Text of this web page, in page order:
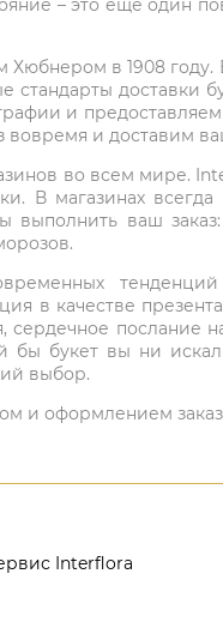
– это еще один
в 1908
доставки
и
и доставим
во всем мире.
В магазинах
ваш
в качестве
послание
букет вы ни
выбор.
и оформлением
Interflora